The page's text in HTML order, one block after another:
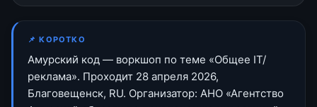
📌 КОРОТКО
Амурский код — воркшоп по теме «Общее IT/
реклама». Проходит 28 апреля 2026,
Благовещенск, RU. Организатор: АНО «Агентство